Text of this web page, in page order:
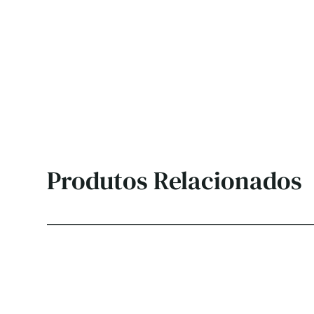
Produtos Relacionados